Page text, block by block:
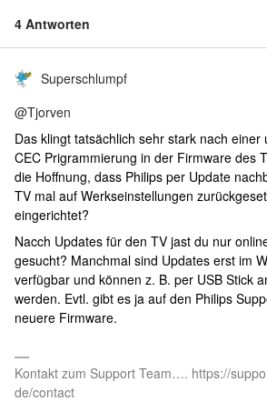
4 Antworten
Superschlumpf
@Tjorven
Das klingt tatsächlich sehr stark nach einer
CEC Prigrammierung in der Firmware des
die Hoffnung, dass Philips per Update
TV mal auf Werkseinstellungen
eingerichtet?
Nacch Updates für den TV jast du nur
gesucht? Manchmal sind Updates erst im
verfügbar und können z. B. per USB Stick
werden. Evtl. gibt es ja auf den Philips
neuere Firmware.
Kontakt zum Support Team…. https://
de/contact